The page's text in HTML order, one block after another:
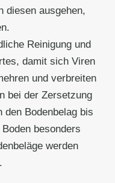
diesen ausgehen,
Reinigung und
damit sich Viren
und verbreiten
bei der Zersetzung
den Bodenbelag bis
besonders
werden